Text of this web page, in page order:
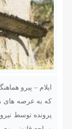
ایلام – پیرو
که به عرصه های
پرونده توسط